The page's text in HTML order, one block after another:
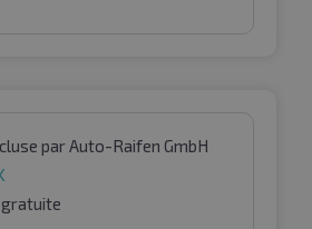
par Auto-Raifen GmbH